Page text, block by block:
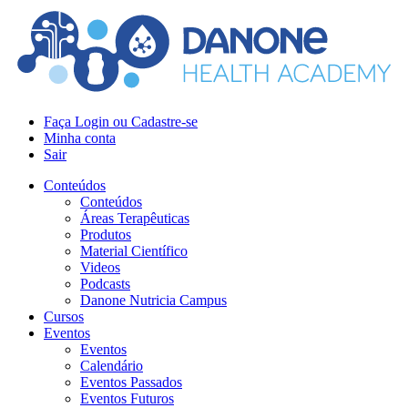
Faça Login ou Cadastre-se
Minha conta
Sair
Conteúdos
Conteúdos
Áreas Terapêuticas
Produtos
Material Científico
Videos
Podcasts
Danone Nutricia Campus
Cursos
Eventos
Eventos
Calendário
Eventos Passados
Eventos Futuros